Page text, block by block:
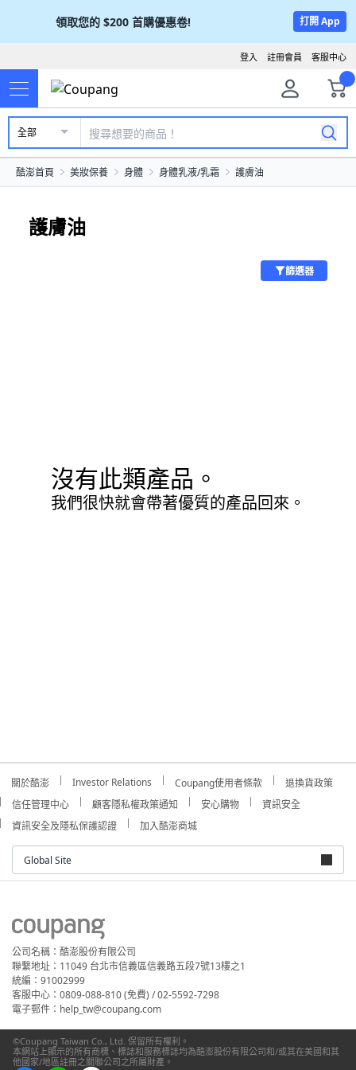
領取您的 $200 首購優惠卷! 打開 App
客服中心
註冊會員
登入
全部
酷澎首頁 美妝保養 身體 身體乳液/乳霜 護膚油
護膚油
篩選器
沒有此類產品。
我們很快就會帶著優質的產品回來。
關於酷澎 Investor Relations Coupang使用者條款
退換貨政策
信任管理中心
顧客隱私權政策通知 安心購物
資訊安全
資訊安全及隱私保護認證
加入酷澎商城
Global Site
公司名稱：酷澎股份有限公司
聯繫地址：11049 台北市信義區信義路五段7號13樓之1
統編：91002999
客服中心：0809-088-810 (免費) / 02-5592-7298
電子郵件：help_tw@coupang.com
©Coupang Taiwan Co., Ltd. 保留所有權利。
本網站上顯示的所有商標、標誌和服務標誌均為酷澎股份有限公司和/或其在美國和其
他國家/地區註冊之關聯公司之所屬財產。